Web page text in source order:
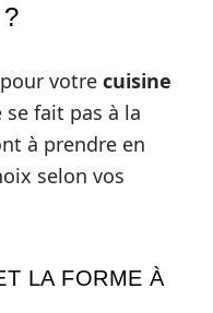
pour votre cuisine
se fait pas à la
à prendre en
selon vos
LA FORME À